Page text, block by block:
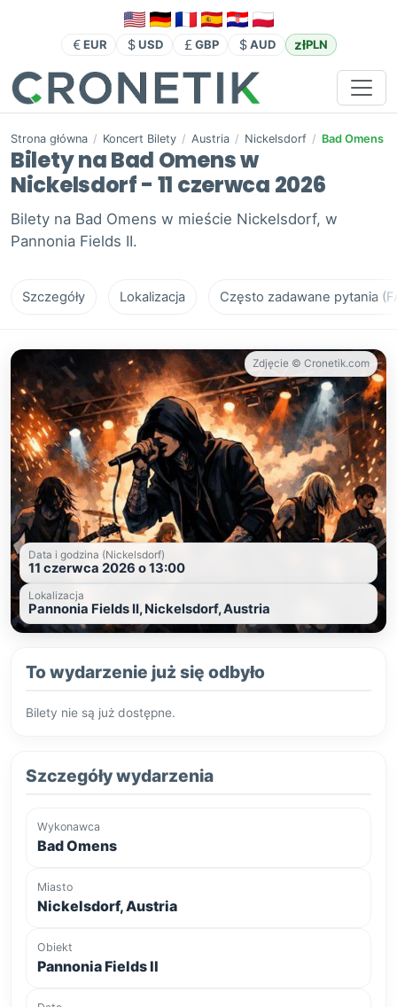
EUR USD GBP AUD złPLN
Strona główna / Koncert Bilety / Austria / Nickelsdorf / Bad Omens
Bilety na Bad Omens w
Nickelsdorf - 11 czerwca 2026
Bilety na Bad Omens w mieście Nickelsdorf, w
Pannonia Fields II.
Szczegóły Lokalizacja Często zadawane pytania
Zdjęcie © Cronetik.com
Data i godzina (Nickelsdorf)
11 czerwca 2026 o 13:00
Lokalizacja
Pannonia Fields II, Nickelsdorf, Austria
To wydarzenie już się odbyło
Bilety nie są już dostępne.
Szczegóły wydarzenia
Wykonawca
Bad Omens
Miasto
Nickelsdorf, Austria
Obiekt
Pannonia Fields II